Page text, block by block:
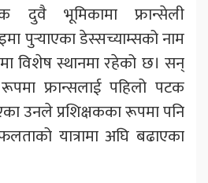
दुवै भूमिकामा फ्रान्सेली
पुर्‍याएका डेस्सच्याम्सको नाम
विशेष स्थानमा रहेको छ। सन्
फ्रान्सलाई पहिलो पटक
उनले प्रशिक्षकका रूपमा पनि
यात्रामा अघि बढाएका